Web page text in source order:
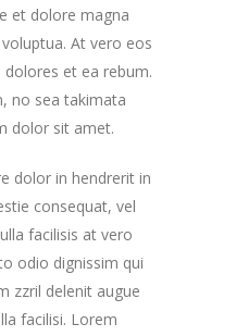
et dolore magna
At vero eos
et ea rebum.
no sea takimata
dolor sit amet.
dolor in hendrerit in
consequat, vel
facilisis at vero
odio dignissim qui
zzril delenit augue
facilisi. Lorem